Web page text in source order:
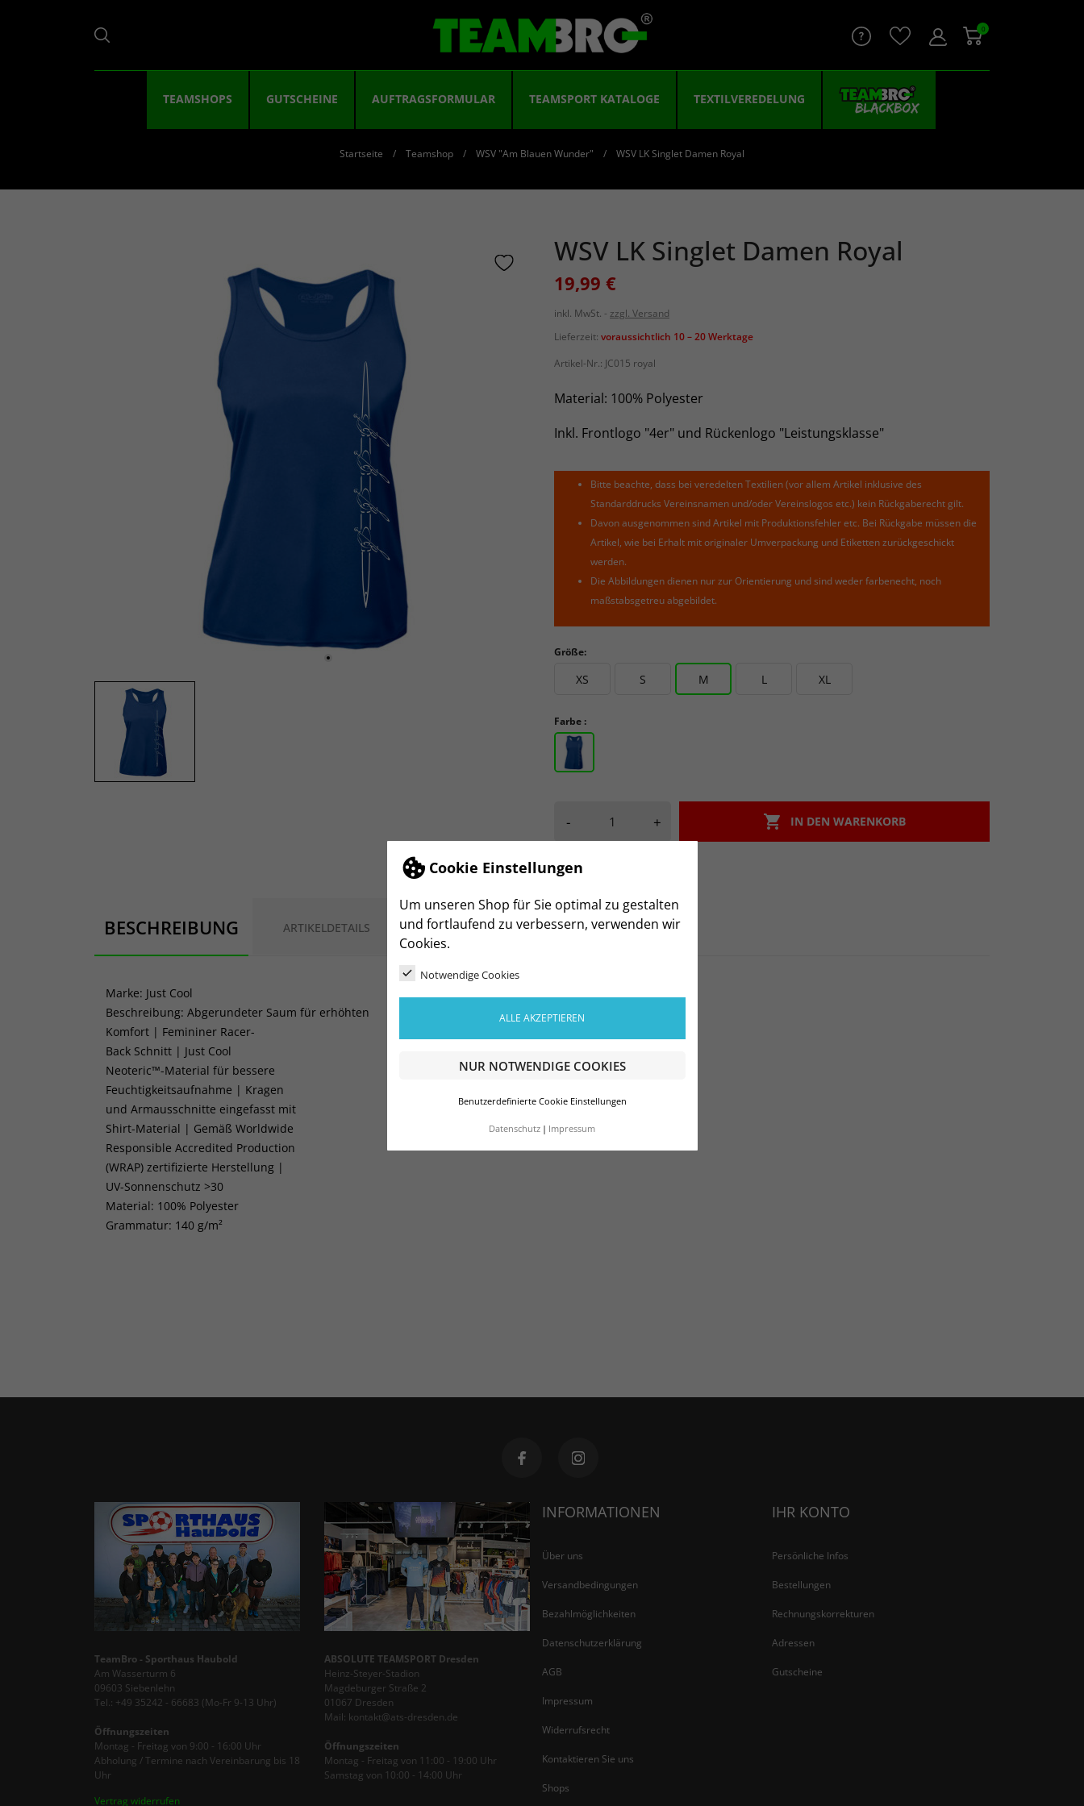
Cookie Einstellungen
Um unseren Shop für Sie optimal zu gestalten
und fortlaufend zu verbessern, verwenden wir
Cookies.
Notwendige Cookies
ALLE AKZEPTIEREN
NUR NOTWENDIGE COOKIES
Benutzerdefinierte Cookie Einstellungen
Datenschutz Impressum
0
TEAMSHOPS GUTSCHEINE AUFTRAGSFORMULAR TEAMSPORT KATALOGE TEXTILVEREDELUNG
Startseite Teamshop WSV "Am Blauen Wunder" WSV LK Singlet Damen Royal
WSV LK Singlet Damen Royal
19,99 €
inkl. MwSt.
zzgl. Versand
Lieferzeit: voraussichtlich 10 – 20 Werktage
Artikel-Nr.: JC015 royal
Material: 100% Polyester
Inkl. Frontlogo "4er" und Rückenlogo "Leistungsklasse"
Bitte beachte, dass bei veredelten Textilien (vor allem Artikel inklusive des
Standarddrucks Vereinsnamen und/oder Vereinslogos etc.) kein Rückgaberecht gilt.
Davon ausgenommen sind Artikel mit Produktionsfehler etc. Bei Rückgabe müssen die
Artikel, wie bei Erhalt mit originaler Umverpackung und Etiketten zurückgeschickt
werden.
Die Abbildungen dienen nur zur Orientierung und sind weder farbenecht, noch
maßstabsgetreu abgebildet.
Größe:
XS S M L XL
Farbe :
- +  IN DEN WARENKORB
BESCHREIBUNG ARTIKELDETAILS
Marke: Just Cool
Beschreibung: Abgerundeter Saum für erhöhten
Komfort | Femininer Racer-
Back Schnitt | Just Cool
Neoteric™-Material für bessere
Feuchtigkeitsaufnahme | Kragen
und Armausschnitte eingefasst mit
Shirt-Material | Gemäß Worldwide
Responsible Accredited Production
(WRAP) zertifizierte Herstellung |
UV-Sonnenschutz >30
Material: 100% Polyester
Grammatur: 140 g/m²
TeamBro - Sporthaus Haubold
Am Wasserturm 6
09603 Siebenlehn
Tel.: +49 35242 - 66683 (Mo-Fr 9-13 Uhr)
Öffnungszeiten
Montag - Freitag von 9:00 - 16:00 Uhr
Abholung / Termine nach Vereinbarung bis 18
Uhr
Vertrag widerrufen
ABSOLUTE TEAMSPORT Dresden
Heinz-Steyer-Stadion
Magdeburger Straße 2
01067 Dresden
Mail: kontakt@ats-dresden.de
Öffnungszeiten
Montag - Freitag von 11:00 - 19:00 Uhr
Samstag von 10:00 - 14:00 Uhr
INFORMATIONEN
Über uns
Versandbedingungen
Bezahlmöglichkeiten
Datenschutzerklärung
AGB
Impressum
Widerrufsrecht
Kontaktieren Sie uns
Shops
IHR KONTO
Persönliche Infos
Bestellungen
Rechnungskorrekturen
Adressen
Gutscheine